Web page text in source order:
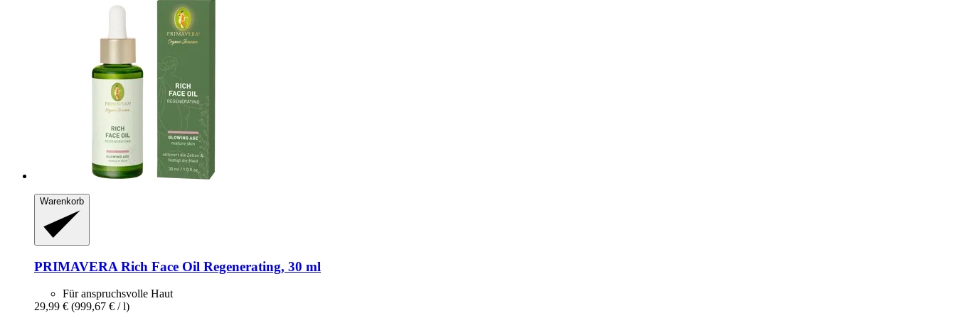
Warenkorb
PRIMAVERA Rich Face Oil Regenerating, 30 ml
Für anspruchsvolle Haut
29,99 € (999,67 € / l)